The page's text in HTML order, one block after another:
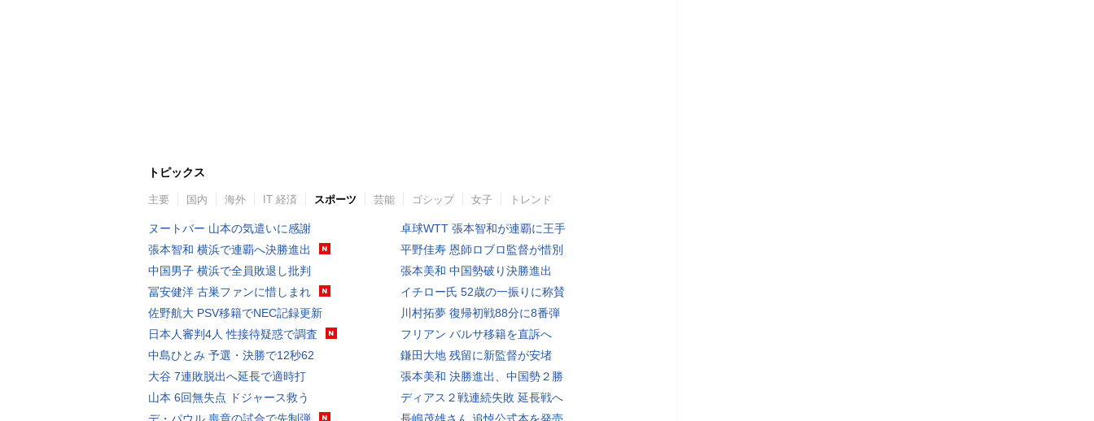
トピックス
主要 国内 海外 IT 経済 スポーツ 芸能 ゴシップ 女子 トレンド
ヌートバー 山本の気遣いに感謝
張本智和 横浜で連覇へ決勝進出
中国男子 横浜で全員敗退し批判
冨安健洋 古巣ファンに惜しまれ
佐野航大 PSV移籍でNEC記録更新
日本人審判4人 性接待疑惑で調査
中島ひとみ 予選・決勝で12秒62
大谷 7連敗脱出へ延長で適時打
山本 6回無失点 ドジャース救う
デ・パウル 喪章の試合で先制弾
卓球WTT 張本智和が連覇に王手
平野佳寿 恩師ロブロ監督が惜別
張本美和 中国勢破り決勝進出
イチロー氏 52歳の一振りに称賛
川村拓夢 復帰初戦88分に8番弾
フリアン バルサ移籍を直訴へ
鎌田大地 残留に新監督が安堵
張本美和 決勝進出、中国勢２勝
ディアス２戦連続失敗 延長戦へ
長嶋茂雄さん 追悼公式本を発売